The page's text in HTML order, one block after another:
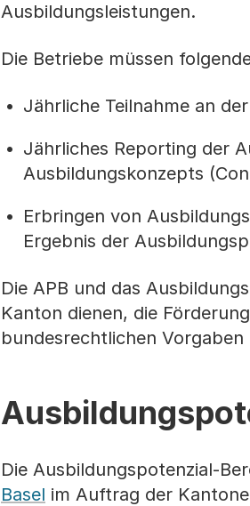
Ausbildungsleistungen.
Die Betriebe müssen
Jährliche Teilnahme an
Jährliches Reporting der
Ausbildungskonzepts
Erbringen von
Ergebnis der
Die APB und das
Kanton dienen, die
bundesrechtlichen
Die Ausbildungspotenzial-
Basel im Auftrag der